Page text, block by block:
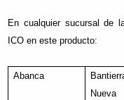
En cualquier sucursal de
ICO en este producto:
Abanca